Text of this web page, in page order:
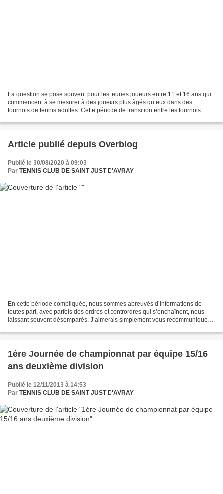
La question se pose souvent pour les jeunes joueurs entre 11 et 16 ans qui
commencent à se mesurer à des joueurs plus âgés qu’eux dans des
tournois de tennis adultes. Cette période de transition entre les tournois
Article publié depuis Overblog
Publié le 30/08/2020 à 09:03
Par TENNIS CLUB DE SAINT JUST D'AVRAY
En cette période compliquée, nous sommes abreuvés d’informations de
toutes part, avec parfois des ordres et contrordres qui s’enchaînent, nous
laissant souvent désemparés. J’aimerais simplement vous recommuniquer
1ére Journée de championnat par équipe 15/16
ans deuxième division
Publié le 12/11/2013 à 14:53
Par TENNIS CLUB DE SAINT JUST D'AVRAY